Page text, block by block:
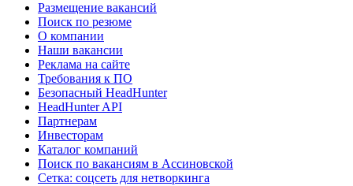
Размещение вакансий
Поиск по резюме
О компании
Наши вакансии
Реклама на сайте
Требования к ПО
Безопасный HeadHunter
HeadHunter API
Партнерам
Инвесторам
Каталог компаний
Поиск по вакансиям в Ассиновской
Сетка: соцсеть для нетворкинга